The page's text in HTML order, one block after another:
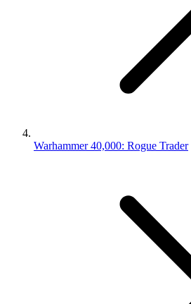
Warhammer 40,000: Rogue Trader